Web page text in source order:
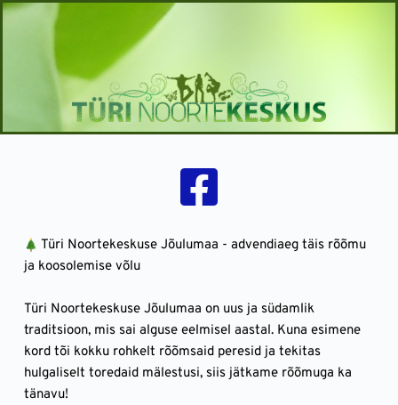
Skip
Türi Noortekeskuse Jõulumaa - advendiaeg täis rõõmu
ja koosolemise võlu
Türi Noortekeskuse Jõulumaa on uus ja südamlik
traditsioon, mis sai alguse eelmisel aastal. Kuna esimene
kord tõi kokku rohkelt rõõmsaid peresid ja tekitas
hulgaliselt toredaid mälestusi, siis jätkame rõõmuga ka
tänavu!